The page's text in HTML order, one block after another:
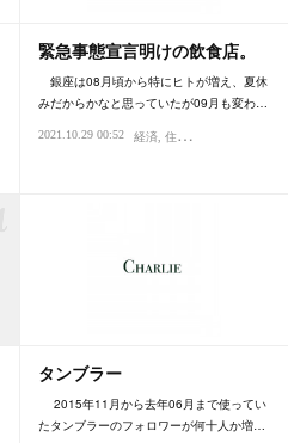
緊急事態宣言明けの飲食店。
銀座は08月頃から特にヒトが増え、夏休
みだからかなと思っていたが09月も変わ…
2021.10.29 00:52 経済 住まい・不動産
タンブラー
2015年11月から去年06月まで使ってい
たタンブラーのフォロワーが何十人か増…